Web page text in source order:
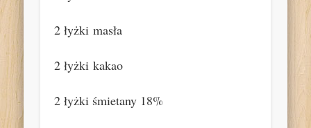
2 łyżki masła
2 łyżki kakao
2 łyżki śmietany 18%